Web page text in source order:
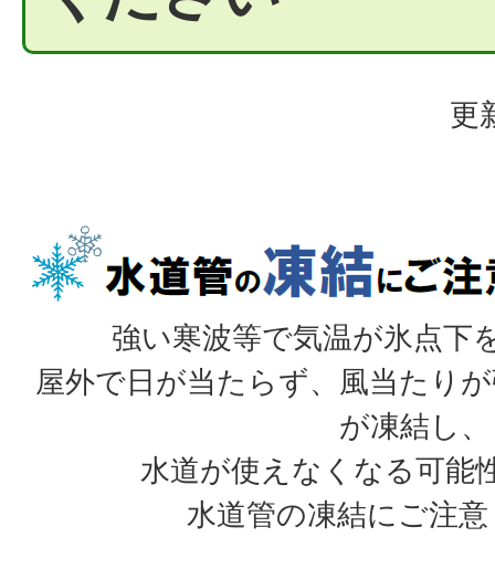
更
強い寒波等で気温が氷点下
屋外で日が当たらず、風当たり
が凍結し、
水道が使えなくなる可能
水道管の凍結にご注